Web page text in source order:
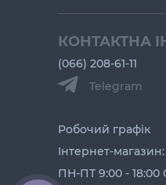
КОНТАКТНА
(066) 208-61-11
Telegram
Робочий графік
Інтернет-
ПН-ПТ 9:00 - 18:00